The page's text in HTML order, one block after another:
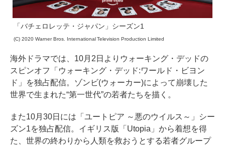
「バチェロレッテ・ジャパン」シーズン1
(C) 2020 Warner Bros. International Television Production Limited
海外ドラマでは、10月2日よりウォーキング・デッドの
スピンオフ「ウォーキング・デッド:ワールド・ビヨン
ド」を独占配信。ゾンビ(ウォーカー)によって崩壊した
世界で生まれた“第一世代”の若者たちを描く。
また10月30日には「ユートピア ～悪のウイルス～」シー
ズン1を独占配信。イギリス版「Utopia」から着想を得
た、世界の終わりから人類を救おうとする若者グループ